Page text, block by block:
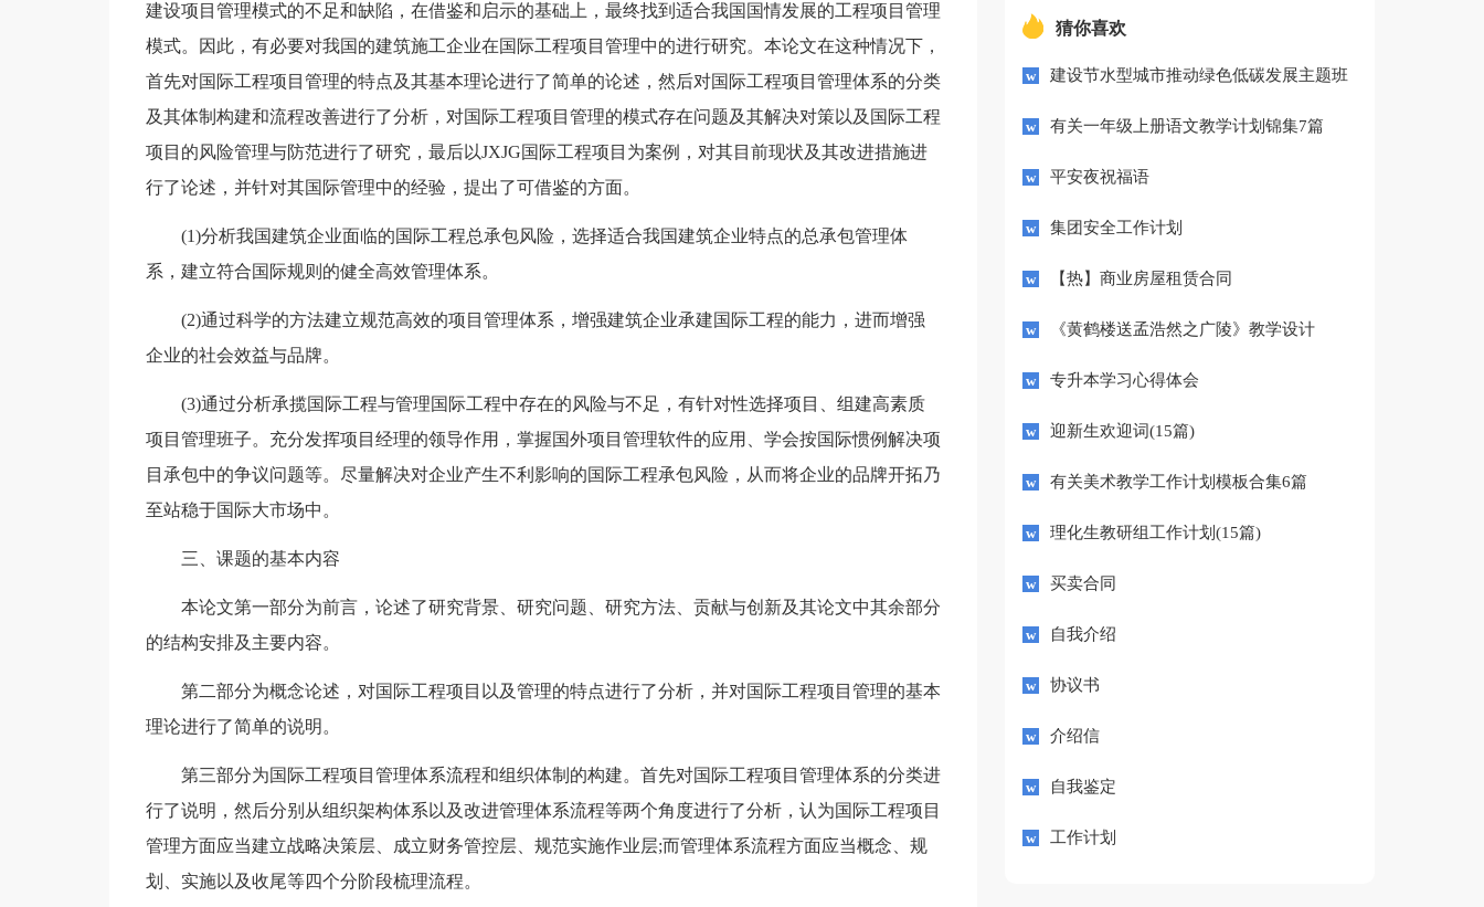
建设项目管理模式的不足和缺陷，在借鉴和启示的基础上，最终找到适合我国国情发展的工程项目管理
模式。因此，有必要对我国的建筑施工企业在国际工程项目管理中的进行研究。本论文在这种情况下，
首先对国际工程项目管理的特点及其基本理论进行了简单的论述，然后对国际工程项目管理体系的分类
及其体制构建和流程改善进行了分析，对国际工程项目管理的模式存在问题及其解决对策以及国际工程
项目的风险管理与防范进行了研究，最后以JXJG国际工程项目为案例，对其目前现状及其改进措施进
行了论述，并针对其国际管理中的经验，提出了可借鉴的方面。
(1)分析我国建筑企业面临的国际工程总承包风险，选择适合我国建筑企业特点的总承包管理体
系，建立符合国际规则的健全高效管理体系。
(2)通过科学的方法建立规范高效的项目管理体系，增强建筑企业承建国际工程的能力，进而增强
企业的社会效益与品牌。
(3)通过分析承揽国际工程与管理国际工程中存在的风险与不足，有针对性选择项目、组建高素质
项目管理班子。充分发挥项目经理的领导作用，掌握国外项目管理软件的应用、学会按国际惯例解决项
目承包中的争议问题等。尽量解决对企业产生不利影响的国际工程承包风险，从而将企业的品牌开拓乃
至站稳于国际大市场中。
三、课题的基本内容
本论文第一部分为前言，论述了研究背景、研究问题、研究方法、贡献与创新及其论文中其余部分
的结构安排及主要内容。
第二部分为概念论述，对国际工程项目以及管理的特点进行了分析，并对国际工程项目管理的基本
理论进行了简单的说明。
第三部分为国际工程项目管理体系流程和组织体制的构建。首先对国际工程项目管理体系的分类进
行了说明，然后分别从组织架构体系以及改进管理体系流程等两个角度进行了分析，认为国际工程项目
管理方面应当建立战略决策层、成立财务管控层、规范实施作业层;而管理体系流程方面应当概念、规
划、实施以及收尾等四个分阶段梳理流程。
猜你喜欢
建设节水型城市推动绿色低碳发展主题班
会教案5篇
有关一年级上册语文教学计划锦集7篇
平安夜祝福语
集团安全工作计划
【热】商业房屋租赁合同
《黄鹤楼送孟浩然之广陵》教学设计
专升本学习心得体会
迎新生欢迎词(15篇)
有关美术教学工作计划模板合集6篇
理化生教研组工作计划(15篇)
买卖合同
自我介绍
协议书
介绍信
自我鉴定
工作计划